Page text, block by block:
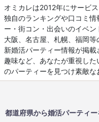
オミカレは2012年にサービ
独自のランキングや口コミ
ー・街コン・出会いのイベン
大阪、名古屋、札幌、福岡
新婚活パーティー情報が掲
趣味など、あなたが重視し
のパーティーを見つけ素敵な
都道府県から婚活パーティ